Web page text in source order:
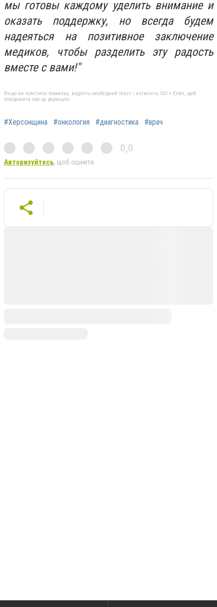
мы готовы каждому уделить внимание и
оказать поддержку, но всегда будем
надеяться на позитивное заключение
медиков, чтобы разделить эту радость
вместе с вами!"
Якщо ви помітили помилку, виділіть необхідний текст і натисніть Ctrl + Enter, щоб
повідомити про це редакцію
#Херсонщина #онкология #диагностика #врач
0,0
Авторизуйтесь, щоб оцінити